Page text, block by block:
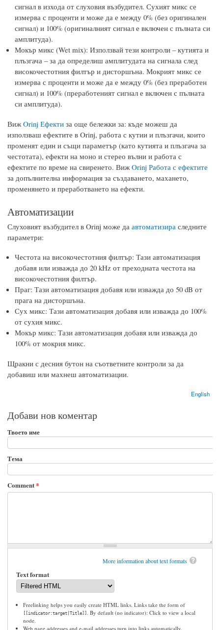
сигнал в изхода от слуховия възбудител. Сухият микс се
измерва с проценти и може да е между 0% (без оригинален
сигнал) и 100% (оригиналният сигнал е включен с пълната си
амплитуда).
Мокър микс (Wet mix): Използвай тези контроли – кутията и
плъзгача – за да определиш амплитудата на сигнала след
високочестотния филтър и дисторшъна. Мокрият микс се
измерва с проценти и може да е между 0% (без преработен
сигнал) и 100% (преработеният сигнал е включен с пълната
си амплитуда).
Виж Orinj Ефекти за още бележки за: къде можеш да
използваш ефектите в Orinj, работа с кутии и плъзгачи, които
променят един и същи параметър (като кутията и плъзгача за
честотата), ефекти на моно и стерео вълни и работа с
ефектите по време на свиренето. Виж Orinj Работа с ефектите
за допълнителна информация за създаването, махането,
променянето и преработването на ефекти.
Автоматизации
Слуховият възбудител в Orinj може да автоматизира следните
параметри:
Честота на високочестотния филтър: Тази автоматизация
добавя или изважда до 20 kHz от преходната честота на
високочестотния филтър.
Праг: Тази автоматизация добавя или изважда до 50 dB от
прага на дисторшъна.
Сух микс: Тази автоматизация добавя или изважда до 100%
от сухия микс.
Мокър микс: Тази автоматизация добавя или изважда до
100% от мокрия микс.
Щракни с десния бутон на съответните контроли за да
добавиш или махнеш автоматизации.
English
Добави нов коментар
Твоето име
Тема
Comment*
More information about text formats
Text format
Freelinking helps you easily create HTML links. Links take the form of
[[indicator:target|Title]] . By default (no indicator): Click to view a local
node.
Web page addresses and e-mail addresses turn into links automatically.